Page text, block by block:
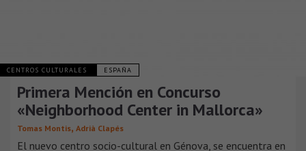
CENTROS CULTURALES ESPAÑA
Primera Mención en Concurso
«Neighborhood Center in Mallorca»
Tomas Montis, Adrià Clapés
El nuevo centro socio-cultural en Génova, se encuentra en